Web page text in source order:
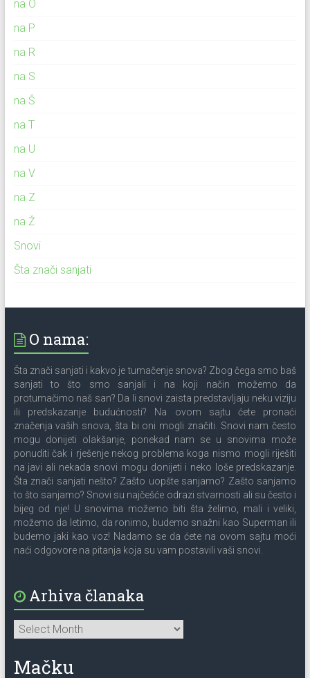
na O
na P
na R
na S
na Š
na T
na U
na V
na Z
na Ž
Snovi
Šta znači sanjati
O nama:
Šta znači sanjati i kakvo je tumačenje snova? Zbog čega smo baš
sanjati to što smo sanjali i na koji način možemo da
protumačimo naš san? Da li snovi zaista predstavljaju neku viziju
ili predskazanje budućnosti? Na ovom sajtu ćete pronaći
značenja vaših snova, šta bi oni mogli značiti. Snovi nam često
mogu donijeti olakšanje, ponekad nam se u snovima može
ponuditi čak i rješenje nekog problema koga nismo mogli riješiti
na javi ali nekada snovi mogu donijeti i neko loše predskazanje.
Šta znači sanjati nešto? Zašto uopšte sanjamo? Zašto sanjamo
to što sanjamo? Snovi su najčešće odrazi stvarnosti ali su često i
bijeg od nje! U snovima možemo biti šta želimo, mali i veliki,
možemo da letimo, da ronimo, budemo snažni kao Superman ili
budemo jaki kao voz! Nadamo se da ćete na ovom sajtu moći
naći odgovore na pitanja koja su vam postavili vaši snovi.
Arhiva članaka
Mačku